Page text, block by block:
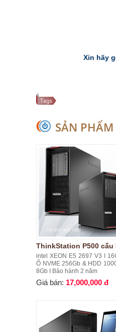
Xin hãy
SẢN
ThinkStation P500 cấu
intel XEON E5 2697 V3 I
Ổ NVME 256Gb & HDD
8Gb I Bảo hành 2 năm
Giá bán: 17,000,000 đ